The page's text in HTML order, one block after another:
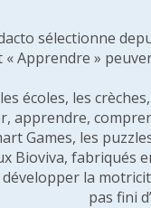
sélectionne
« Apprendre »
écoles, les
apprendre,
Games, les
fabriqués
la
pas fini